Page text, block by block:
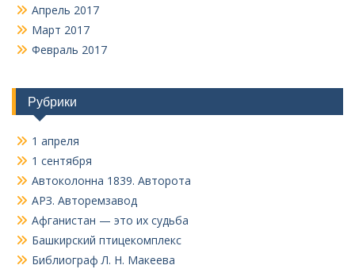
Апрель 2017
Март 2017
Февраль 2017
Рубрики
1 апреля
1 сентября
Автоколонна 1839. Авторота
АРЗ. Авторемзавод
Афганистан — это их судьба
Башкирский птицекомплекс
Библиограф Л. Н. Макеева